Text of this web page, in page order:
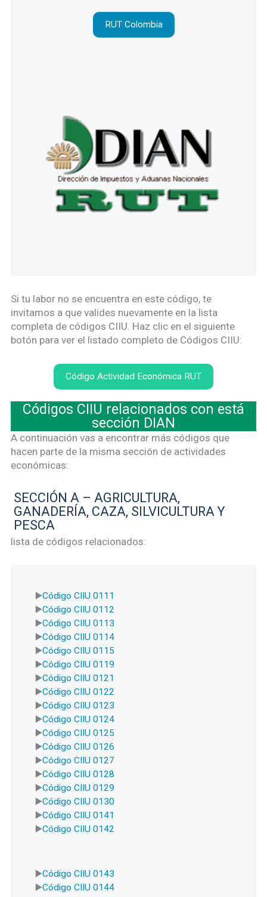
RUT Colombia
Si tu labor no se encuentra en este código, te
invitamos a que valides nuevamente en la lista
completa de códigos CIIU. Haz clic en el siguiente
botón para ver el listado completo de Códigos CIIU:
Código Actividad Económica RUT
Códigos CIIU relacionados con está
sección DIAN
A continuación vas a encontrar más códigos que
hacen parte de la misma sección de actividades
económicas:
SECCIÓN A – AGRICULTURA,
GANADERÍA, CAZA, SILVICULTURA Y
PESCA
lista de códigos relacionados:
Código CIIU 0111
Código CIIU 0112
Código CIIU 0113
Código CIIU 0114
Código CIIU 0115
Código CIIU 0119
Código CIIU 0121
Código CIIU 0122
Código CIIU 0123
Código CIIU 0124
Código CIIU 0125
Código CIIU 0126
Código CIIU 0127
Código CIIU 0128
Código CIIU 0129
Código CIIU 0130
Código CIIU 0141
Código CIIU 0142
Código CIIU 0143
Código CIIU 0144